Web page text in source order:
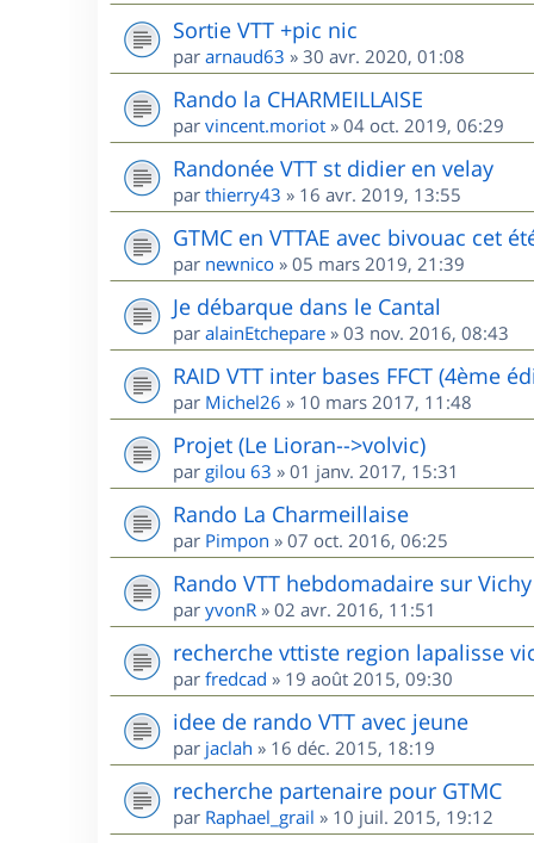
Sortie VTT +pic nic
par arnaud63 » 30 avr. 2020, 01:08
Rando la CHARMEILLAISE
par vincent.moriot » 04 oct. 2019, 06:29
Randonée VTT st didier en velay
par thierry43 » 16 avr. 2019, 13:55
GTMC en VTTAE avec bivouac cet
par newnico » 05 mars 2019, 21:39
Je débarque dans le Cantal
par alainEtchepare » 03 nov. 2016, 08:43
RAID VTT inter bases FFCT (4ème
par Michel26 » 10 mars 2017, 11:48
Projet (Le Lioran-->volvic)
par gilou 63 » 01 janv. 2017, 15:31
Rando La Charmeillaise
par Pimpon » 07 oct. 2016, 06:25
Rando VTT hebdomadaire sur Vichy
par yvonR » 02 avr. 2016, 11:51
recherche vttiste region lapalisse
par fredcad » 19 août 2015, 09:30
idee de rando VTT avec jeune
par jaclah » 16 déc. 2015, 18:19
recherche partenaire pour GTMC
par Raphael_grail » 10 juil. 2015, 19:12